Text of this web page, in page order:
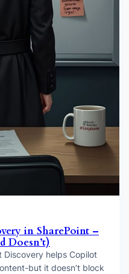
in SharePoint –
Doesn’t)
Discovery helps Copilot
but it doesn’t block